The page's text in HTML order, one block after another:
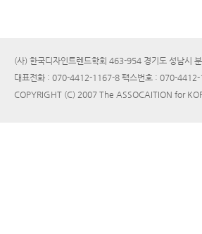
(사) 한국디자인트렌드학회 463-954 경기도 성남시
대표전화 : 070-4412-1167-8 팩스번호 : 070-
COPYRIGHT (C) 2007 The ASSOCAITION for